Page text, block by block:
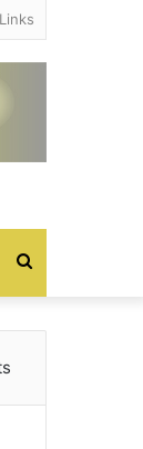
Links
Search
for